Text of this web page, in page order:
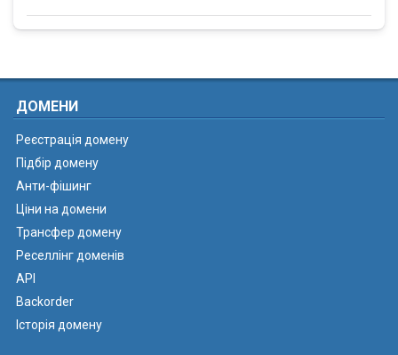
ДОМЕНИ
Реєстрація домену
Підбір домену
Анти-фішинг
Ціни на домени
Трансфер домену
Реселлінг доменів
API
Backorder
Історія домену